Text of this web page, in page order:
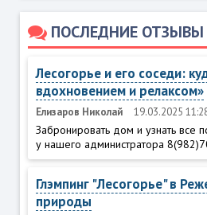
ПОСЛЕДНИЕ ОТЗЫВЫ
Лесогорье и его соседи:
вдохновением и релаксом»
Елизаров Николай 19.03.2025
Забронировать дом и узнать все
у нашего администратора
Глэмпинг "Лесогорье" в
природы